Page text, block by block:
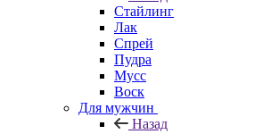
Стайлинг
Лак
Спрей
Пудра
Мусс
Воск
Для мужчин
Назад